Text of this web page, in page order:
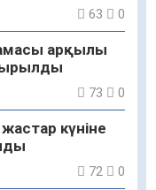
63 0
арқылы
73 0
күніне
72 0